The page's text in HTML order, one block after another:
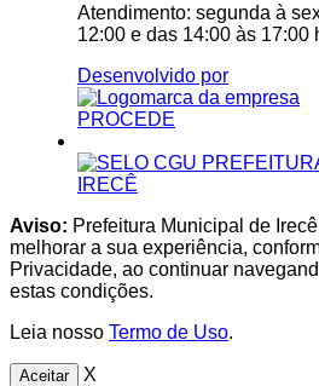
Atendimento: segunda à
12:00 e das 14:00 às 17:00
Desenvolvido por
Aviso: Prefeitura Municipal de
melhorar a sua experiência,
Privacidade, ao continuar
estas condições.
Leia nosso Termo de Uso.
Aceitar X